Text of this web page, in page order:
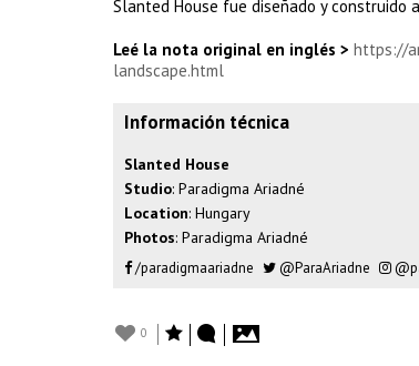
Slanted House fue diseñado y construido
Leé la nota original en inglés > https://
landscape.html
Información técnica
Slanted House
Studio: Paradigma Ariadné
Location: Hungary
Photos: Paradigma Ariadné
/paradigmaariadne @ParaAriadne
0